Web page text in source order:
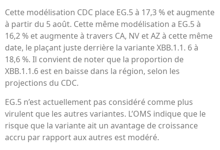
Cette modélisation CDC place EG.5 à 17,3 % et augmente
à partir du 5 août. Cette même modélisation a EG.5 à
16,2 % et augmente à travers CA, NV et AZ à cette même
date, le plaçant juste derrière la variante XBB.1.1. 6 à
18,6 %. Il convient de noter que la proportion de
XBB.1.1.6 est en baisse dans la région, selon les
projections du CDC.
EG.5 n’est actuellement pas considéré comme plus
virulent que les autres variantes. L’OMS indique que le
risque que la variante ait un avantage de croissance
accru par rapport aux autres est modéré.